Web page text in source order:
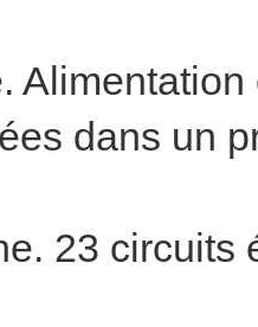
dans un
23 circuits